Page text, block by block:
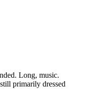
Long, music.
primarily dressed